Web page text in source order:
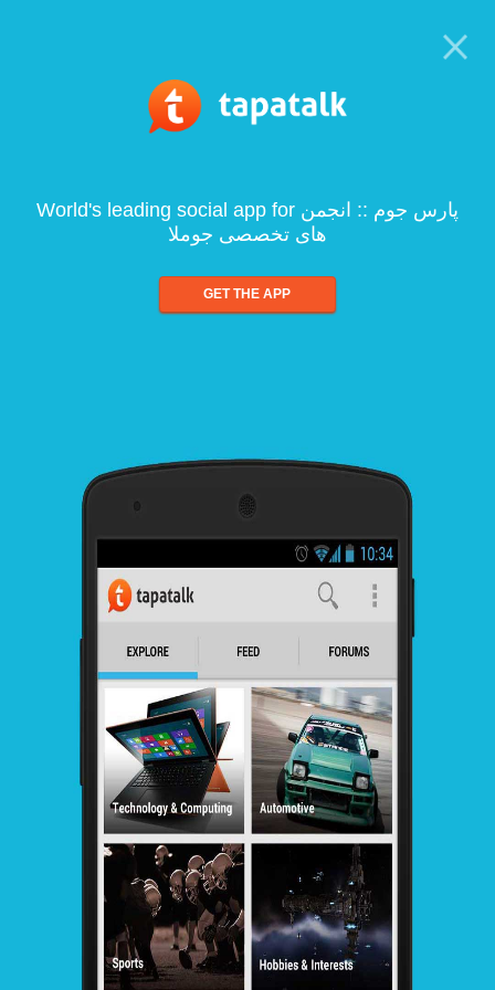
World's leading social app for پارس جوم :: انجمن
های تخصصی جوملا
GET THE APP